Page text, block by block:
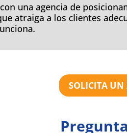
con una agencia de
atraiga a los clientes
SOLICITA UN